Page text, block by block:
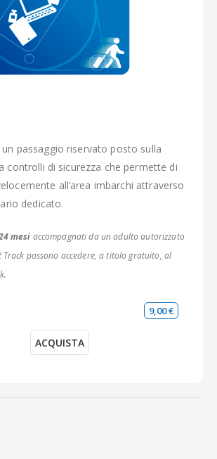
passaggio riservato posto sulla
controlli di sicurezza che permette di
all’area imbarchi attraverso
dedicato.
mesi accompagnati da un adulto autorizzato
Track possono accedere, a titolo gratuito, al
9,00 €
ACQUISTA